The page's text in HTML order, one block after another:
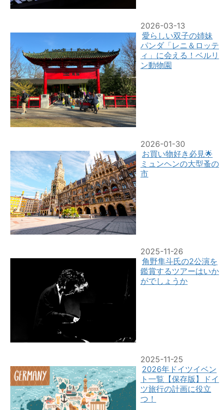
2026-03-13
愛らしい双子の姉妹
パンダ「レニ＆ロッテ
ィ」に会える！ベルリ
ン動物園
2026-01-30
お買い物好き必見🌟
ミュンヘンの大型蚤の
市
2025-11-26
角野隼斗氏の2公演を
鑑賞するツアーはいか
がでしょうか
2025-11-25
2026年ドイツイベン
ト一覧【保存版】ドイ
ツ旅行の計画に役立
つ！